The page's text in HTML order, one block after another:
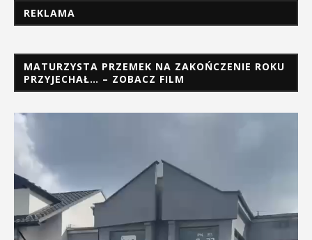
REKLAMA
MATURZYSTA PRZEMEK NA ZAKOŃCZENIE ROKU
PRZYJECHAŁ… – ZOBACZ FILM
Odtwarzacz